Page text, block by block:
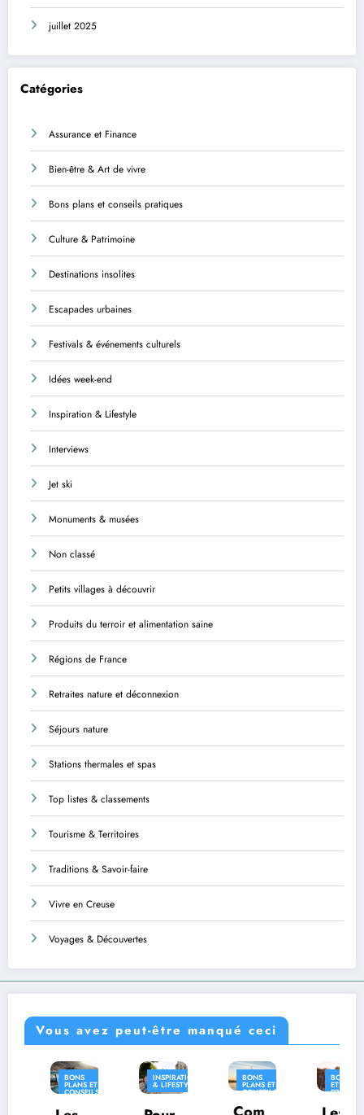
juillet 2025
Catégories
Assurance et Finance
Bien-être & Art de vivre
Bons plans et conseils pratiques
Culture & Patrimoine
Destinations insolites
Escapades urbaines
Festivals & événements culturels
Idées week-end
Inspiration & Lifestyle
Interviews
Jet ski
Monuments & musées
Non classé
Petits villages à découvrir
Produits du terroir et alimentation saine
Régions de France
Retraites nature et déconnexion
Séjours nature
Stations thermales et spas
Top listes & classements
Tourisme & Territoires
Traditions & Savoir-faire
Vivre en Creuse
Voyages & Découvertes
Vous avez peut-être manqué ceci
PLANS ET
CONSEILS
INSPIRATION
& LIFESTYLE PLANS ET
CONSEILS
BONS PLANS
ET CONSEILS
PRATIQUES
INSPIRATION